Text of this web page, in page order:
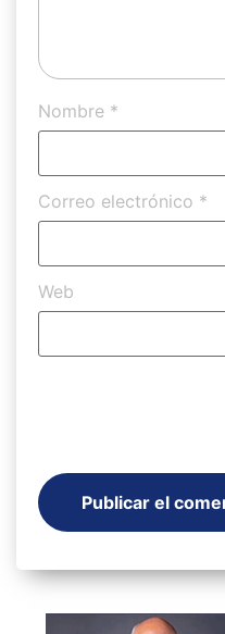
Nombre *
Correo electrónico *
Web